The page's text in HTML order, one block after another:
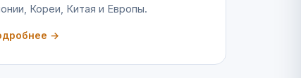
Кореи, Китая и Европы.
→